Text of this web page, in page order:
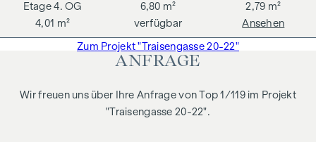
4. OG
6,80 m²
2,79 m²
4,01 m²
verfügbar Ansehen
Zum Projekt "Traisengasse 20-22"
ANFRAGE
Wir freuen uns über Ihre Anfrage von Top 1/119 im Projekt
"Traisengasse 20-22".